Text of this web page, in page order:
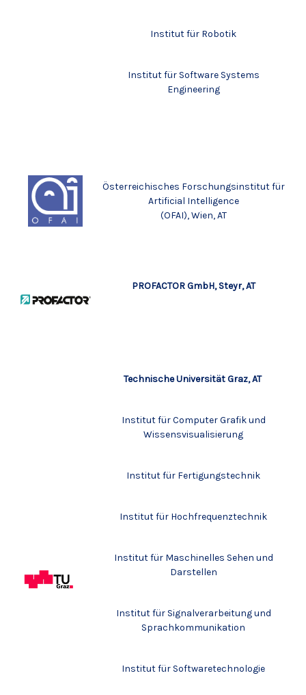
Institut für Robotik
Institut für Software Systems
Engineering
Österreichisches Forschungsinstitut für
Artificial Intelligence
(OFAI), Wien, AT
PROFACTOR GmbH, Steyr, AT
Technische Universität Graz, AT
Institut für Computer Grafik und
Wissensvisualisierung
Institut für Fertigungstechnik
Institut für Hochfrequenztechnik
Institut für Maschinelles Sehen und
Darstellen
Institut für Signalverarbeitung und
Sprachkommunikation
Institut für Softwaretechnologie